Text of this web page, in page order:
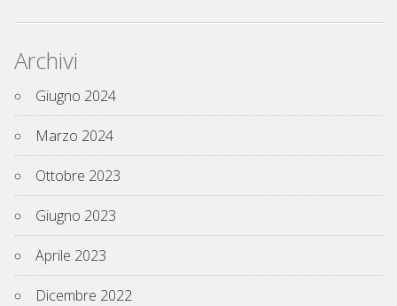
Archivi
Giugno 2024
Marzo 2024
Ottobre 2023
Giugno 2023
Aprile 2023
Dicembre 2022